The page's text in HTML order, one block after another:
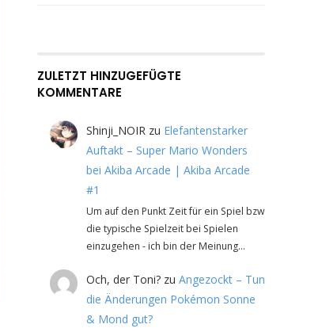
ZULETZT HINZUGEFÜGTE
KOMMENTARE
Shinji_NOIRzu Elefantenstarker
Auftakt – Super Mario Wonders
bei Akiba Arcade | Akiba Arcade
#1
Um auf den Punkt Zeit für ein Spiel bzw
die typische Spielzeit bei Spielen
einzugehen - ich bin der Meinung…
Och, der Toni?zu Angezockt – Tun
die Änderungen Pokémon Sonne
& Mond gut?